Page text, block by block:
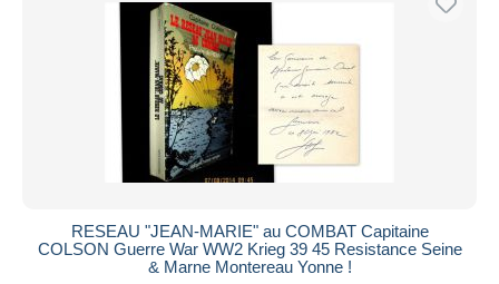
RESEAU "JEAN-MARIE" au COMBAT Capitaine
COLSON Guerre War WW2 Krieg 39 45 Resistance Seine
& Marne Montereau Yonne !